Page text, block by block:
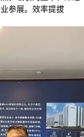
参展。效率提拔